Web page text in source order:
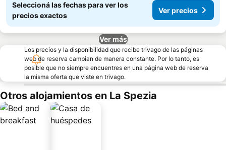
Seleccioná las fechas para ver los
precios exactos
Ver precios
Ver más
Los precios y la disponibilidad que recibe trivago de las páginas
web de reserva cambian de manera constante. Por lo tanto, es
posible que no siempre encuentres en una página web de reserva
la misma oferta que viste en trivago.
Otros alojamientos en La Spezia